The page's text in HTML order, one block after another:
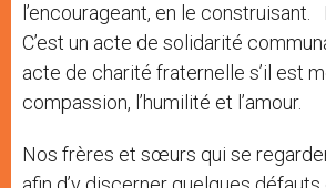
l’encourageant, en le construisant.
C’est un acte de solidarité
acte de charité fraternelle s’il est
compassion, l’humilité et l’amour.
Nos frères et sœurs qui se